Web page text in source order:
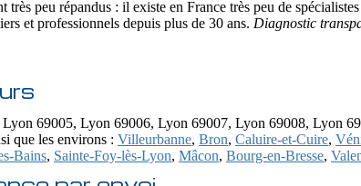
très peu répandus : il existe en France très peu de
et professionnels depuis plus de 30 ans. Diagnostic
69005, Lyon 69006, Lyon 69007, Lyon 69008, Lyon
que les environs : Villeurbanne, Bron, Caluire-et-Cuire,
Bains, Sainte-Foy-lès-Lyon, Mâcon, Bourg-en-Bresse,